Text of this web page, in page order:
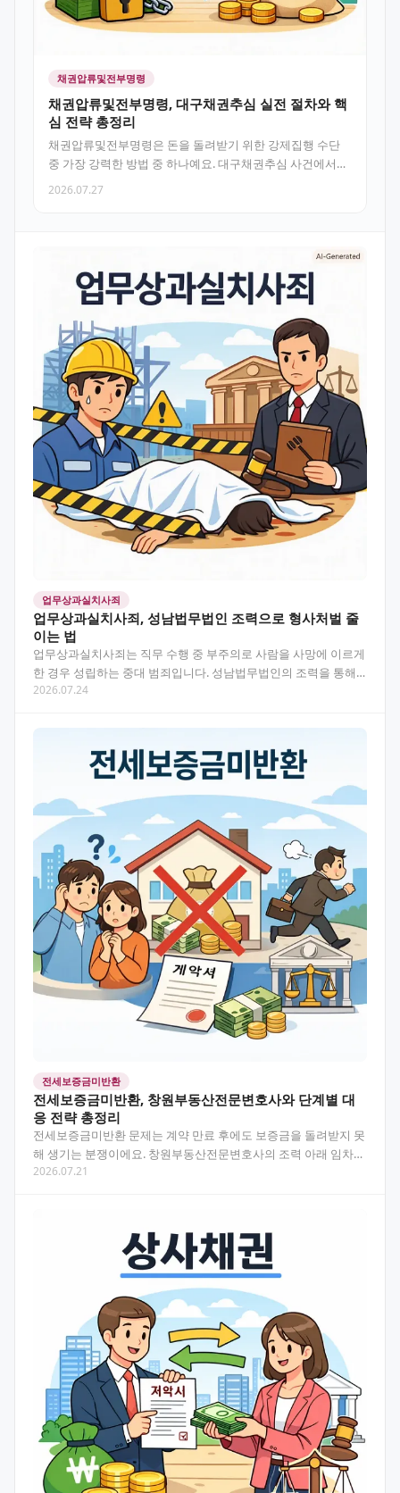
채권압류및전부명령
채권압류및전부명령, 대구채권추심 실전 절차와 핵
심 전략 총정리
채권압류및전부명령은 돈을 돌려받기 위한 강제집행 수단
중 가장 강력한 방법 중 하나예요. 대구채권추심 사건에서도
이 명령을 제대로…
2026.07.27
업무상과실치사죄
업무상과실치사죄, 성남법무법인 조력으로 형사처벌 줄
이는 법
업무상과실치사죄는 직무 수행 중 부주의로 사람을 사망에 이르게
한 경우 성립하는 중대 범죄입니다. 성남법무법인의 조력을 통해
사건 초기부터 처벌 수위를 낮추는 전략과 대응법을 알아…
2026.07.24
전세보증금미반환
전세보증금미반환, 창원부동산전문변호사와 단계별 대
응 전략 총정리
전세보증금미반환 문제는 계약 만료 후에도 보증금을 돌려받지 못
해 생기는 분쟁이에요. 창원부동산전문변호사의 조력 아래 임차권
등기명령부터 소송까지 어떻게 대응해야 하는지 핵심만 정리했…
2026.07.21